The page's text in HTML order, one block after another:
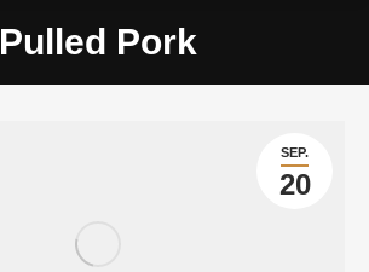
Pulled Pork
SEP.
20